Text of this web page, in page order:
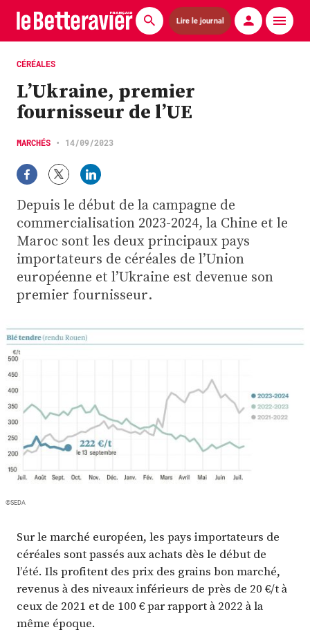
Lire le journal
Actualités
Économie
Agronomie
Matériels
La technique ITB
Pommes de terre
Guides pratiques
Chasse
CÉRÉALES
L’Ukraine, premier
fournisseur de l’UE
MARCHÉS • 14/09/2023
Depuis le début de la campagne de
commercialisation 2023-2024, la Chine et le
Maroc sont les deux principaux pays
importateurs de céréales de l’Union
européenne et l’Ukraine est devenue son
premier fournisseur.
©SEDA
Sur le marché européen, les pays importateurs de
céréales sont passés aux achats dès le début de
l’été. Ils profitent des prix des grains bon marché,
revenus à des niveaux inférieurs de près de 20 €/t à
ceux de 2021 et de 100 € par rapport à 2022 à la
même époque.